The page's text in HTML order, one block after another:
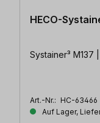
HECO-
Systainer³
Art.-Nr.: HC-63466
Auf Lager,